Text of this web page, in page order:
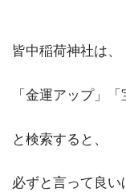
皆中稲荷神社は、
「金運アップ」
と検索すると、
必ずと言って良